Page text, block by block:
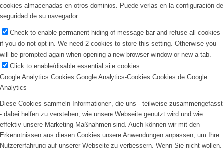
cookies almacenadas en otros dominios. Puede verlas en la configuración de
seguridad de su navegador.
Check to enable permanent hiding of message bar and refuse all cookies
if you do not opt in. We need 2 cookies to store this setting. Otherwise you
will be prompted again when opening a new browser window or new a tab.
Click to enable/disable essential site cookies.
Google Analytics Cookies Google Analytics-Cookies Cookies de Google
Analytics
Diese Cookies sammeln Informationen, die uns - teilweise zusammengefasst
- dabei helfen zu verstehen, wie unsere Webseite genutzt wird und wie
effektiv unsere Marketing-Maßnahmen sind. Auch können wir mit den
Erkenntnissen aus diesen Cookies unsere Anwendungen anpassen, um Ihre
Nutzererfahrung auf unserer Webseite zu verbessern. Wenn Sie nicht wollen,